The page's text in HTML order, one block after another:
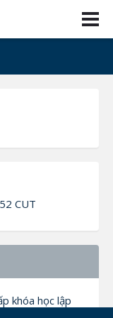
CUT
khóa học lập